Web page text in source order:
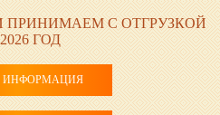
ПРИНИМАЕМ С ОТГРУЗКОЙ
ГОД
ИНФОРМАЦИЯ